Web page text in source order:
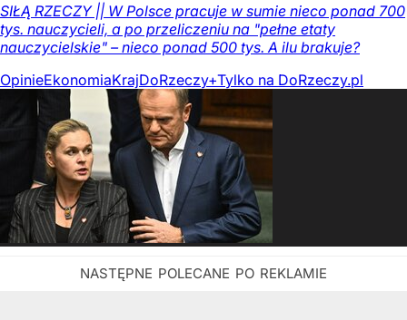
SIŁĄ RZECZY || W Polsce pracuje w sumie nieco ponad 700
tys. nauczycieli, a po przeliczeniu na "pełne etaty
nauczycielskie" – nieco ponad 500 tys. A ilu brakuje?
OpinieEkonomiaKrajDoRzeczy+Tylko na DoRzeczy.pl